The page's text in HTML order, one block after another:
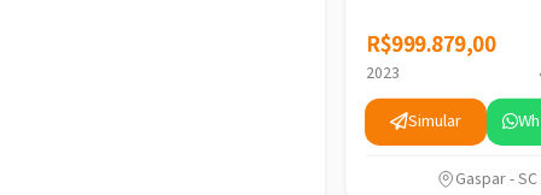
R$999.879,00
R$999.879,00
2023
Simular
Gaspar - SC